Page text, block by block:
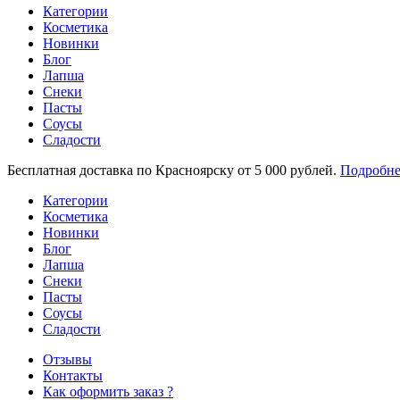
Категории
Косметика
Новинки
Блог
Лапша
Снеки
Пасты
Соусы
Сладости
Бесплатная доставка по Красноярску от 5 000 рублей.
Категории
Косметика
Новинки
Блог
Лапша
Снеки
Пасты
Соусы
Сладости
Отзывы
Контакты
Как оформить заказ ?